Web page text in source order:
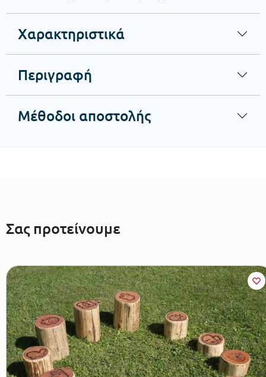
Χαρακτηριστικά
Περιγραφή
Μέθοδοι αποστολής
Σας προτείνουμε